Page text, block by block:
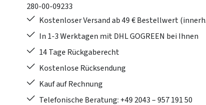
280-00-09233
Kostenloser Versand ab 49 € Bestellwert
In 1-3 Werktagen mit DHL GOGREEN bei Ihnen
14 Tage Rückgaberecht
Kostenlose Rücksendung
Kauf auf Rechnung
Telefonische Beratung: +49 2043 – 957 191 50